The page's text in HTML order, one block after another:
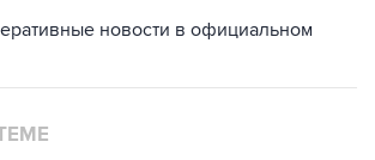
новости в официальном